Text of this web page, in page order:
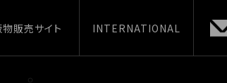
販売サイト INTERNATIONAL